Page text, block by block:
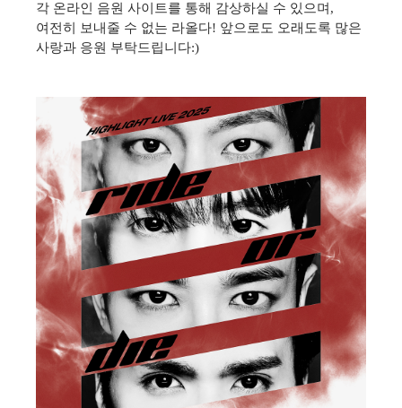
각 온라인 음원 사이트를 통해 감상하실 수 있으며,
여전히 보내줄 수 없는 라올다! 앞으로도 오래도록 많은
사랑과 응원 부탁드립니다:)